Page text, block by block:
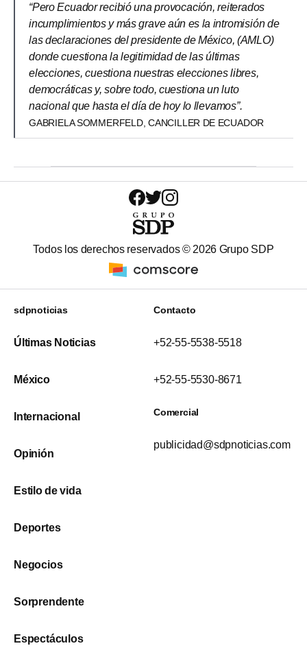
“Pero Ecuador recibió una provocación, reiterados
incumplimientos y más grave aún es la intromisión de
las declaraciones del presidente de México, (AMLO)
donde cuestiona la legitimidad de las últimas
elecciones, cuestiona nuestras elecciones libres,
democráticas y, sobre todo, cuestiona un luto
nacional que hasta el día de hoy lo llevamos”.
GABRIELA SOMMERFELD, CANCILLER DE ECUADOR
Todos los derechos reservados © 2026 Grupo SDP
sdpnoticias
Últimas Noticias
México
Internacional
Opinión
Estilo de vida
Deportes
Negocios
Sorprendente
Espectáculos
Contacto
+52-55-5538-5518
+52-55-5530-8671
Comercial
publicidad@sdpnoticias.com